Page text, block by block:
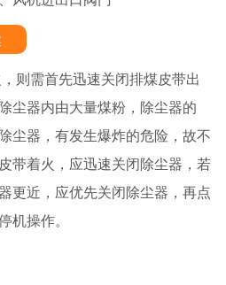
则需首先迅速关闭排煤皮带出
尘器内由大量煤粉，除尘器的
尘器，有发生爆炸的危险，故不
带着火，应迅速关闭除尘器，若
更近，应优先关闭除尘器，再点
机操作。